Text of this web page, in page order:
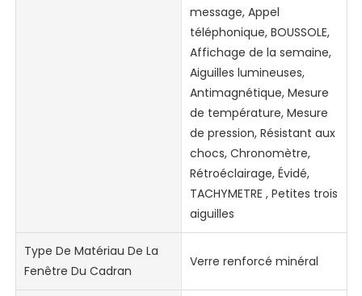
message, Appel
téléphonique, BOUSSOLE,
Affichage de la semaine,
Aiguilles lumineuses,
Antimagnétique, Mesure
de température, Mesure
de pression, Résistant aux
chocs, Chronomètre,
Rétroéclairage, Évidé,
TACHYMETRE , Petites trois
aiguilles
Type De Matériau De La
Fenêtre Du Cadran
Verre renforcé minéral